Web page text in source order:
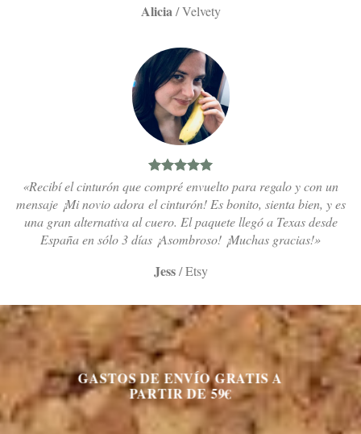
Alicia /Velvety
«Recibí el cinturón que compré envuelto para regalo y con un
mensaje ¡Mi novio adora el cinturón! Es bonito, sienta bien, y es
una gran alternativa al cuero. El paquete llegó a Texas desde
España en sólo 3 días ¡Asombroso! ¡Muchas gracias!»
Jess /Etsy
GASTOS DE ENVÍO GRATIS A
PARTIR DE 59€